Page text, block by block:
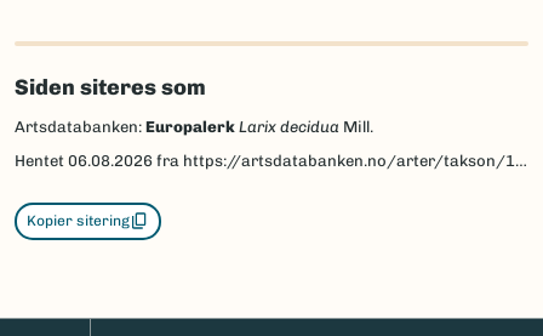
Siden siteres som
Artsdatabanken: Europalerk Larix decidua Mill.
Hentet 06.08.2026 fra https://artsdatabanken.no/arter/takson/134042
Kopier sitering